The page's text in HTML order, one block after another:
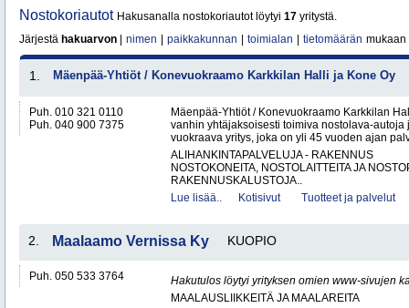
Nostokoriautot Hakusanalla nostokoriautot löytyi 17 yritystä.
Järjestä hakuarvon nimen paikkakunnan toimialan tietomäärän mukaan
1. Mäenpää-Yhtiöt / Konevuokraamo Karkkilan Halli ja Kone Oy
Puh. 010 321 0110
Puh. 040 900 7375
Mäenpää-Yhtiöt / Konevuokraamo Karkkilan
vanhin yhtäjaksoisesti toimiva nostolava-autoja
vuokraava yritys, joka on yli 45 vuoden ajan
ALIHANKINTAPALVELUJA - RAKENNUS
NOSTOKONEITA, NOSTOLAITTEITA JA
RAKENNUSKALUSTOJA..
Lue lisää..
Kotisivut Tuotteet ja palvelut
2. Maalaamo Vernissa Ky KUOPIO
Puh. 050 533 3764
Hakutulos löytyi yrityksen omien www-sivujen
MAALAUSLIIKKEITÄ JA MAALAREITA